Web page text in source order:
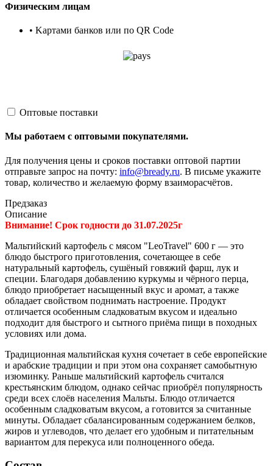
Физическим лицам
• Kартами банков или по QR Code
Оптовые поставки
Мы работаем с оптовыми покупателями.
Для получения цены и сроков поставки оптовой партии
отправьте запрос на почту: info@bready.ru. В письме укажите
товар, количество и желаемую форму взаиморасчётов.
Предзаказ
Описание
Внимание! Срок годности до 31.07.2025г
Мальтийский картофель с мясом "LeoTravel" 600 г — это
блюдо быстрого приготовления, сочетающее в себе
натуральный картофель, сушёный говяжий фарш, лук и
специи. Благодаря добавлению куркумы и чёрного перца,
блюдо приобретает насыщенный вкус и аромат, а также
обладает свойством поднимать настроение. Продукт
отличается особенным сладковатым вкусом и идеально
подходит для быстрого и сытного приёма пищи в походных
условиях или дома.
Традиционная мальтийская кухня сочетает в себе европейские
и арабские традиции и при этом она сохраняет самобытную
изюминку. Раньше мальтийский картофель считался
крестьянским блюдом, однако сейчас приобрёл популярность
среди всех слоёв населения Мальты. Блюдо отличается
особенным сладковатым вкусом, а готовится за считанные
минуты. Обладает сбалансированным содержанием белков,
жиров и углеводов, что делает его удобным и питательным
вариантом для перекуса или полноценного обеда.